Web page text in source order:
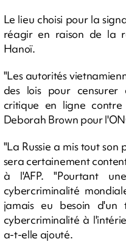
Le lieu choisi pour la
réagir en raison de la
Hanoï.
"Les autorités
des lois pour
critique en ligne
Deborah Brown pour
"La Russie a mis tout
sera certainement
à l'AFP. "Pourtant
cybercriminalité
jamais eu besoin
cybercriminalité à
a-t-elle ajouté.